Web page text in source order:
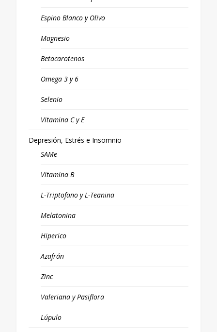
Espino Blanco y Olivo
Magnesio
Betacarotenos
Omega 3 y 6
Selenio
Vitamina C y E
Depresión, Estrés e Insomnio
SAMe
Vitamina B
L-Triptofano y L-Teanina
Melatonina
Hiperico
Azafrán
Zinc
Valeriana y Pasiflora
Lúpulo